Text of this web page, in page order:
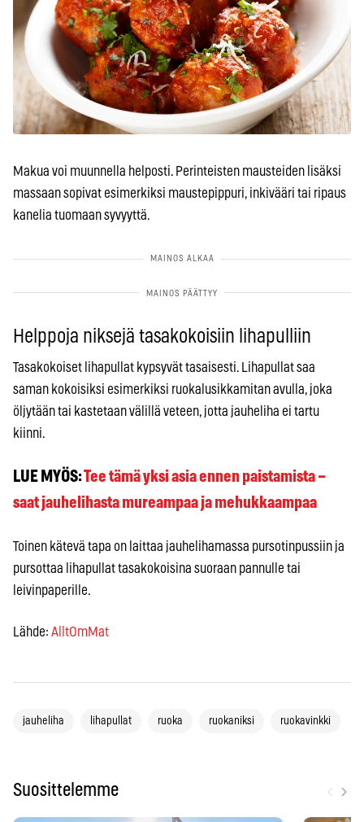
Makua voi muunnella helposti. Perinteisten mausteiden lisäksi
massaan sopivat esimerkiksi maustepippuri, inkivääri tai ripaus
kanelia tuomaan syvyyttä.
Helppoja niksejä tasakokoisiin lihapulliin
Tasakokoiset lihapullat kypsyvät tasaisesti. Lihapullat saa
saman kokoisiksi esimerkiksi ruokalusikkamitan avulla, joka
öljytään tai kastetaan välillä veteen, jotta jauheliha ei tartu
kiinni.
LUE MYÖS:Tee tämä yksi asia ennen paistamista –
saat jauhelihasta mureampaa ja mehukkaampaa
Toinen kätevä tapa on laittaa jauhelihamassa pursotinpussiin ja
pursottaa lihapullat tasakokoisina suoraan pannulle tai
leivinpaperille.
Lähde: AlltOmMat
jauheliha lihapullat ruoka ruokaniksi ruokavinkki
Suosittelemme ›